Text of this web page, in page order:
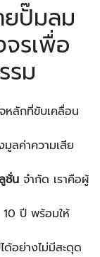
ยปั๊มลม
รเพื่อ
รม
หลักที่ขับเคลื่อน
ลค่าความเสีย
ชั่น จำกัด เราคือผู้
ปี พร้อมให้
อย่างไม่มีสะดุด